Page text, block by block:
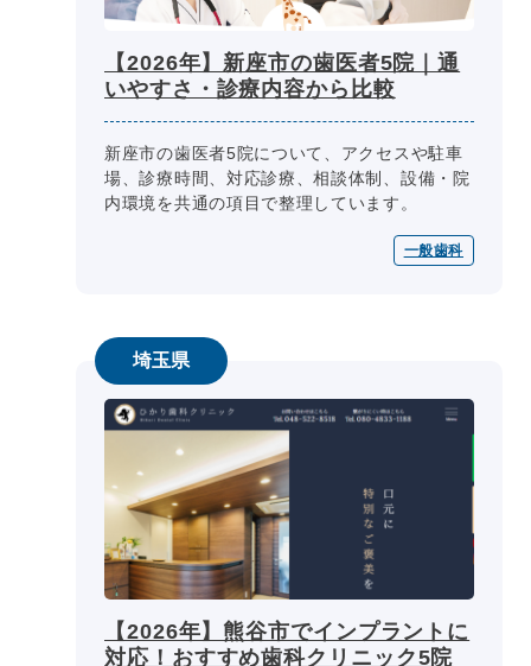
【2026年】新座市の歯医者5院｜通
いやすさ・診療内容から比較
新座市の歯医者5院について、アクセスや駐車
場、診療時間、対応診療、相談体制、設備・院
内環境を共通の項目で整理しています。
一般歯科
埼玉県
【2026年】熊谷市でインプラントに
対応！おすすめ歯科クリニック5院